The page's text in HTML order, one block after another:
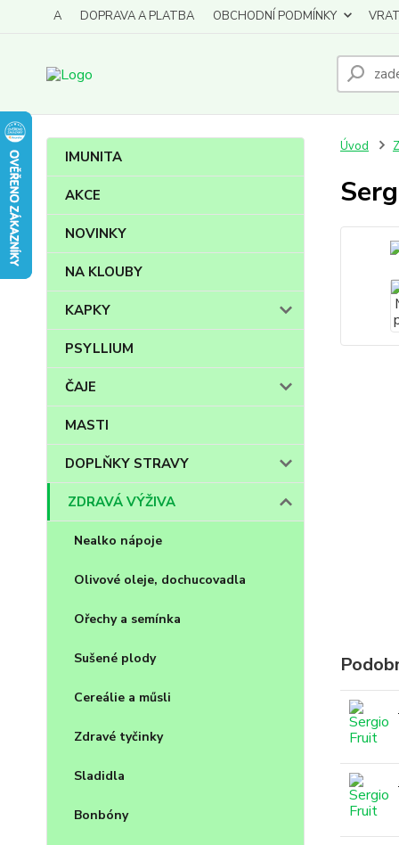
A DOPRAVA A PLATBA OBCHODNÍ PODMÍNKY
IMUNITA
AKCE
NOVINKY
NA KLOUBY
KAPKY
PSYLLIUM
ČAJE
MASTI
DOPLŇKY STRAVY
ZDRAVÁ VÝŽIVA
Nealko nápoje
Olivové oleje, dochucovadla
Ořechy a semínka
Sušené plody
Cereálie a műsli
Zdravé tyčinky
Sladidla
Bonbóny
Úvod